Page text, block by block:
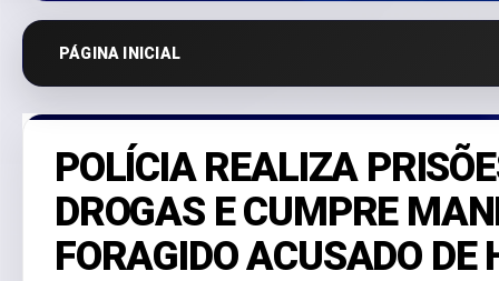
PÁGINA INICIAL
POLÍCIA REALIZA
DROGAS E CUMPRE
FORAGIDO ACUSADO DE